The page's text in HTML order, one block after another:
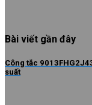
Bài viết gần đây
Công tắc
suất